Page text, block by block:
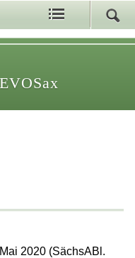
2020 (SächsABl.